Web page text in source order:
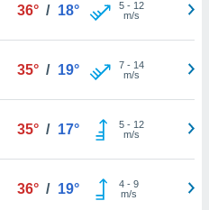
36° / 18° 5- 12
m/s
35° / 19° 7- 14
m/s
35° / 17° 5- 12
m/s
36° / 19° 4- 9
m/s